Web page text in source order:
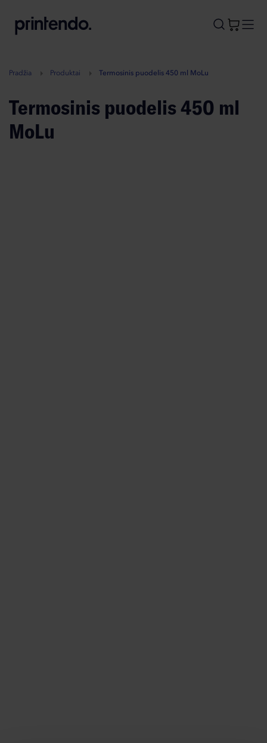
A
Pradžia Produktai Termosinis puodelis 450 ml MoLu
Termosinis puodelis 450 ml
MoLu